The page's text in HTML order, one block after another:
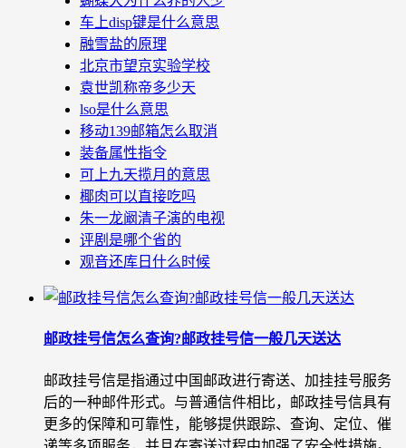
车上disp键是什么意思
融雪盐的原理
北京市望京实验学校
袁世凯称帝多少天
lso是什么意思
移动139邮箱怎么取消
装备属性指令
可上九天揽月的意思
椰肉可以直接吃吗
朱一龙阚清子演的电视
评剧是哪个省的
观音还库日什么时候
邮政挂号信怎么查询?邮政挂号信一般几天送达
邮政挂号信是指通过中国邮政进行寄送、加挂挂号服务
后的一种邮件形式。与普通信件相比，邮政挂号信具有
更多的保障和可靠性，能够提供跟踪、查询、定位、催